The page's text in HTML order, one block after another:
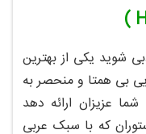
شوید یکی از بهترین
بی همتا و منحصر به
عزیزان ارائه دهد
که با سبک عربی